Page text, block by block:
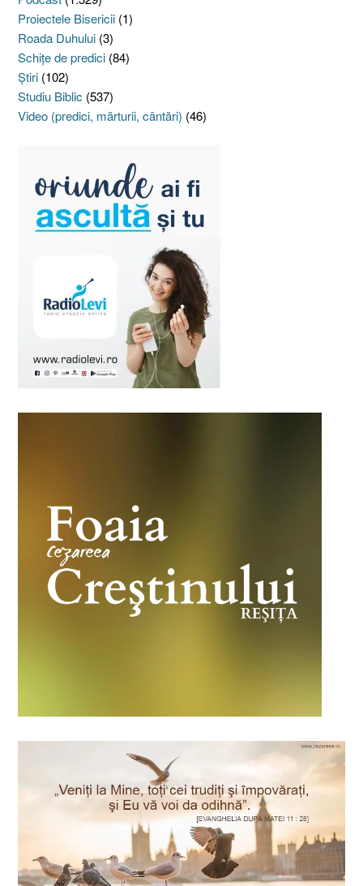
Proiectele Bisericii (1)
Roada Duhului (3)
Schiţe de predici (84)
Ştiri (102)
Studiu Biblic (537)
Video (predici, mărturii, cântări) (46)